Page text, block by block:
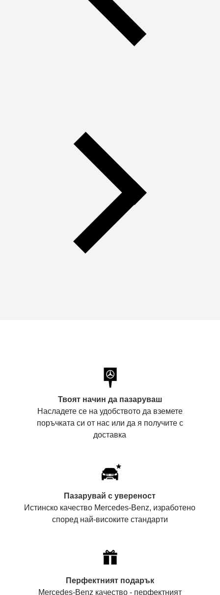
Твоят начин да пазаруваш
Насладете се на удобството да вземете
поръчката си от нас или да я получите с
доставка
Пазарувай с увереност
Истинско качество Mercedes-Benz, изработено
според най-високите стандарти
Перфектният подарък
Mercedes-Benz качество - перфектният